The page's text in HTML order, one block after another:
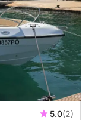
5.0(2)